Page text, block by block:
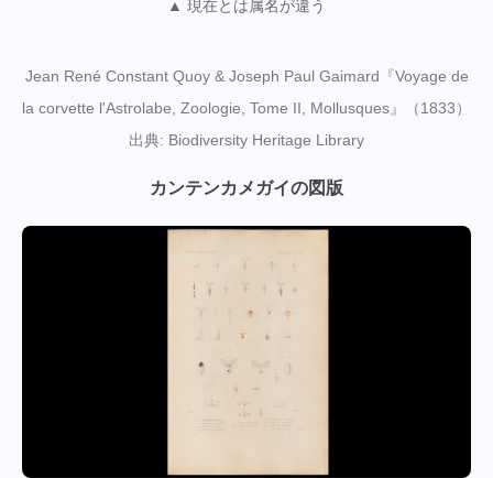
▲ 現在とは属名が違う
Jean René Constant Quoy & Joseph Paul Gaimard『Voyage de
la corvette l'Astrolabe, Zoologie, Tome II, Mollusques』（1833）
出典: Biodiversity Heritage Library
カンテンカメガイの図版